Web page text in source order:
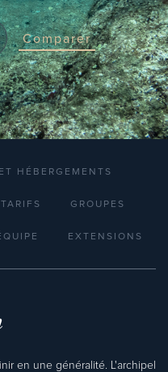
Comparer
HÉBERGEMENTS
GROUPES
EXTENSIONS
en une généralité. L'archipel